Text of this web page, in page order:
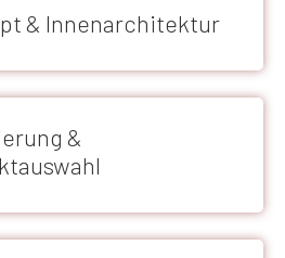
& Innenarchitektur
&